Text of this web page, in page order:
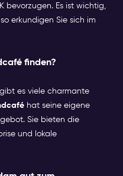
bevorzugen. Es ist wichtig,
erkundigen Sie sich im
finden?
es viele charmante
hat seine eigene
Sie bieten die
und lokale